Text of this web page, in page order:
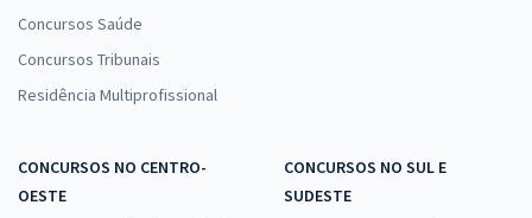
Concursos Saúde
Concursos Tribunais
Residência Multiprofissional
CONCURSOS NO CENTRO-
OESTE
CONCURSOS NO SUL E
SUDESTE